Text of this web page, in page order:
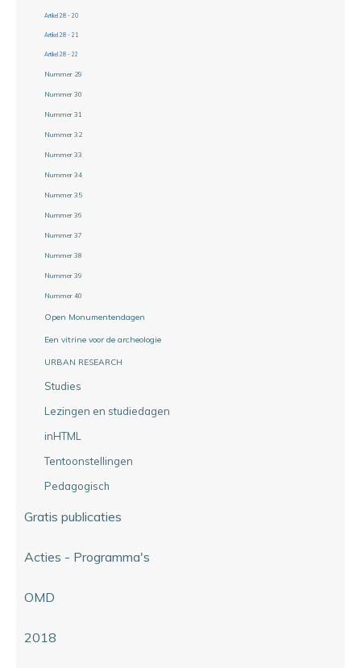
Artikel 28 - 20
Artikel 28 - 21
Artikel 28 - 22
Nummer 29
Nummer 30
Nummer 31
Nummer 32
Nummer 33
Nummer 34
Nummer 35
Nummer 36
Nummer 37
Nummer 38
Nummer 39
Nummer 40
Open Monumentendagen
Een vitrine voor de archeologie
URBAN RESEARCH
Studies
Lezingen en studiedagen
inHTML
Tentoonstellingen
Pedagogisch
Gratis publicaties
Acties - Programma's
OMD
2018